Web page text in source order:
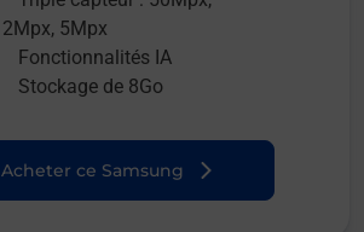
5Mpx
Fonctionnalités IA
Stockage de 8Go
Acheter ce Samsung